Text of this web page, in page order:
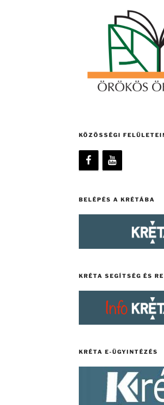
KÖZÖSSÉGI
BELÉPÉS A KRÉTÁBA
KRÉTA SEGÍTSÉG ÉS
KRÉTA E-ÜGYINTÉZÉS